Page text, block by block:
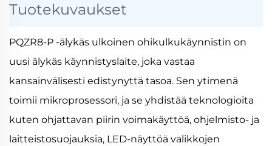
Tuotekuvaukset
PQZR8-P -älykäs ulkoinen ohikulkukäynnistin on
uusi älykäs käynnistyslaite, joka vastaa
kansainvälisesti edistynyttä tasoa. Sen ytimenä
toimii mikroprosessori, ja se yhdistää teknologioita
kuten ohjattavan piirin voimakäyttöä, ohjelmisto- ja
laitteistosuojauksia, LED-näyttöä valikkojen